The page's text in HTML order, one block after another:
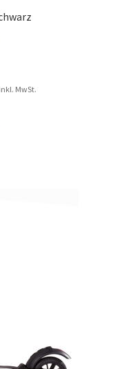
inkl. MwSt.